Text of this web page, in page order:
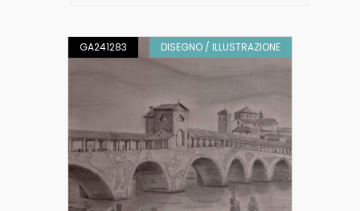
GA241283 DISEGNO / ILLUSTRAZIONE